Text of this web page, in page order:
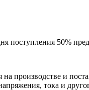
поступления 50%
производстве и
тока и